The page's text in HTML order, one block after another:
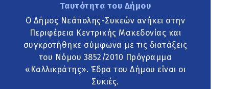
Ταυτότητα του Δήμου
Ο Δήμος Νεάπολης-Συκεών ανήκει στην
Περιφέρεια Κεντρικής Μακεδονίας και
συγκροτήθηκε σύμφωνα με τις διατάξεις
του Νόμου 3852/2010 Πρόγραμμα
«Καλλικράτης». Έδρα του Δήμου είναι οι
Συκιές.